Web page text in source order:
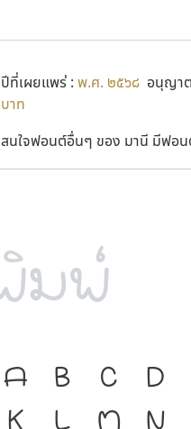
ปีที่เผยแพร่ : พ.ศ. ๒๕๖๘ อนุญา
บาท
สนใจฟอนต์อื่นๆ ของ มานี มีฟอ
A B C D
K
L M N
ภาษา คือ เครื่
เป็นชาติดำรง